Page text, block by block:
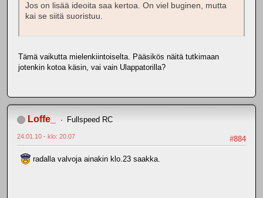
Jos on lisää ideoita saa kertoa. On viel buginen, mutta
kai se siitä suoristuu.
Tämä vaikutta mielenkiintoiselta. Pääsikös näitä tutkimaan
jotenkin kotoa käsin, vai vain Ulappatorilla?
Loffe_ Fullspeed RC
#884
24.01.10 - klo: 20.07
radalla valvoja ainakin klo.23 saakka.